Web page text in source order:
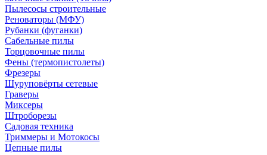
Пылесосы строительные
Реноваторы (МФУ)
Рубанки (фуганки)
Сабельные пилы
Торцовочные пилы
Фены (термопистолеты)
Фрезеры
Шуруповёрты сетевые
Граверы
Миксеры
Штроборезы
Садовая техника
Триммеры и Мотокосы
Цепные пилы